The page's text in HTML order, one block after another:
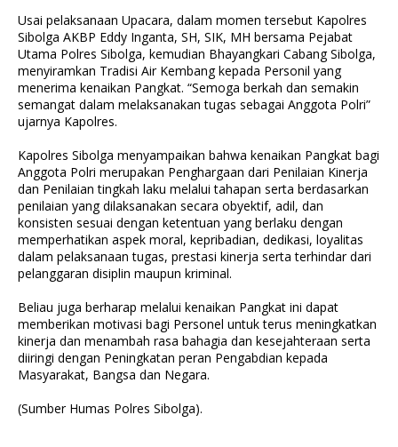
Usai pelaksanaan Upacara, dalam momen tersebut Kapolres
Sibolga AKBP Eddy Inganta, SH, SIK, MH bersama Pejabat
Utama Polres Sibolga, kemudian Bhayangkari Cabang Sibolga,
menyiramkan Tradisi Air Kembang kepada Personil yang
menerima kenaikan Pangkat. “Semoga berkah dan semakin
semangat dalam melaksanakan tugas sebagai Anggota Polri”
ujarnya Kapolres.
Kapolres Sibolga menyampaikan bahwa kenaikan Pangkat bagi
Anggota Polri merupakan Penghargaan dari Penilaian Kinerja
dan Penilaian tingkah laku melalui tahapan serta berdasarkan
penilaian yang dilaksanakan secara obyektif, adil, dan
konsisten sesuai dengan ketentuan yang berlaku dengan
memperhatikan aspek moral, kepribadian, dedikasi, loyalitas
dalam pelaksanaan tugas, prestasi kinerja serta terhindar dari
pelanggaran disiplin maupun kriminal.
Beliau juga berharap melalui kenaikan Pangkat ini dapat
memberikan motivasi bagi Personel untuk terus meningkatkan
kinerja dan menambah rasa bahagia dan kesejahteraan serta
diiringi dengan Peningkatan peran Pengabdian kepada
Masyarakat, Bangsa dan Negara.
(Sumber Humas Polres Sibolga).